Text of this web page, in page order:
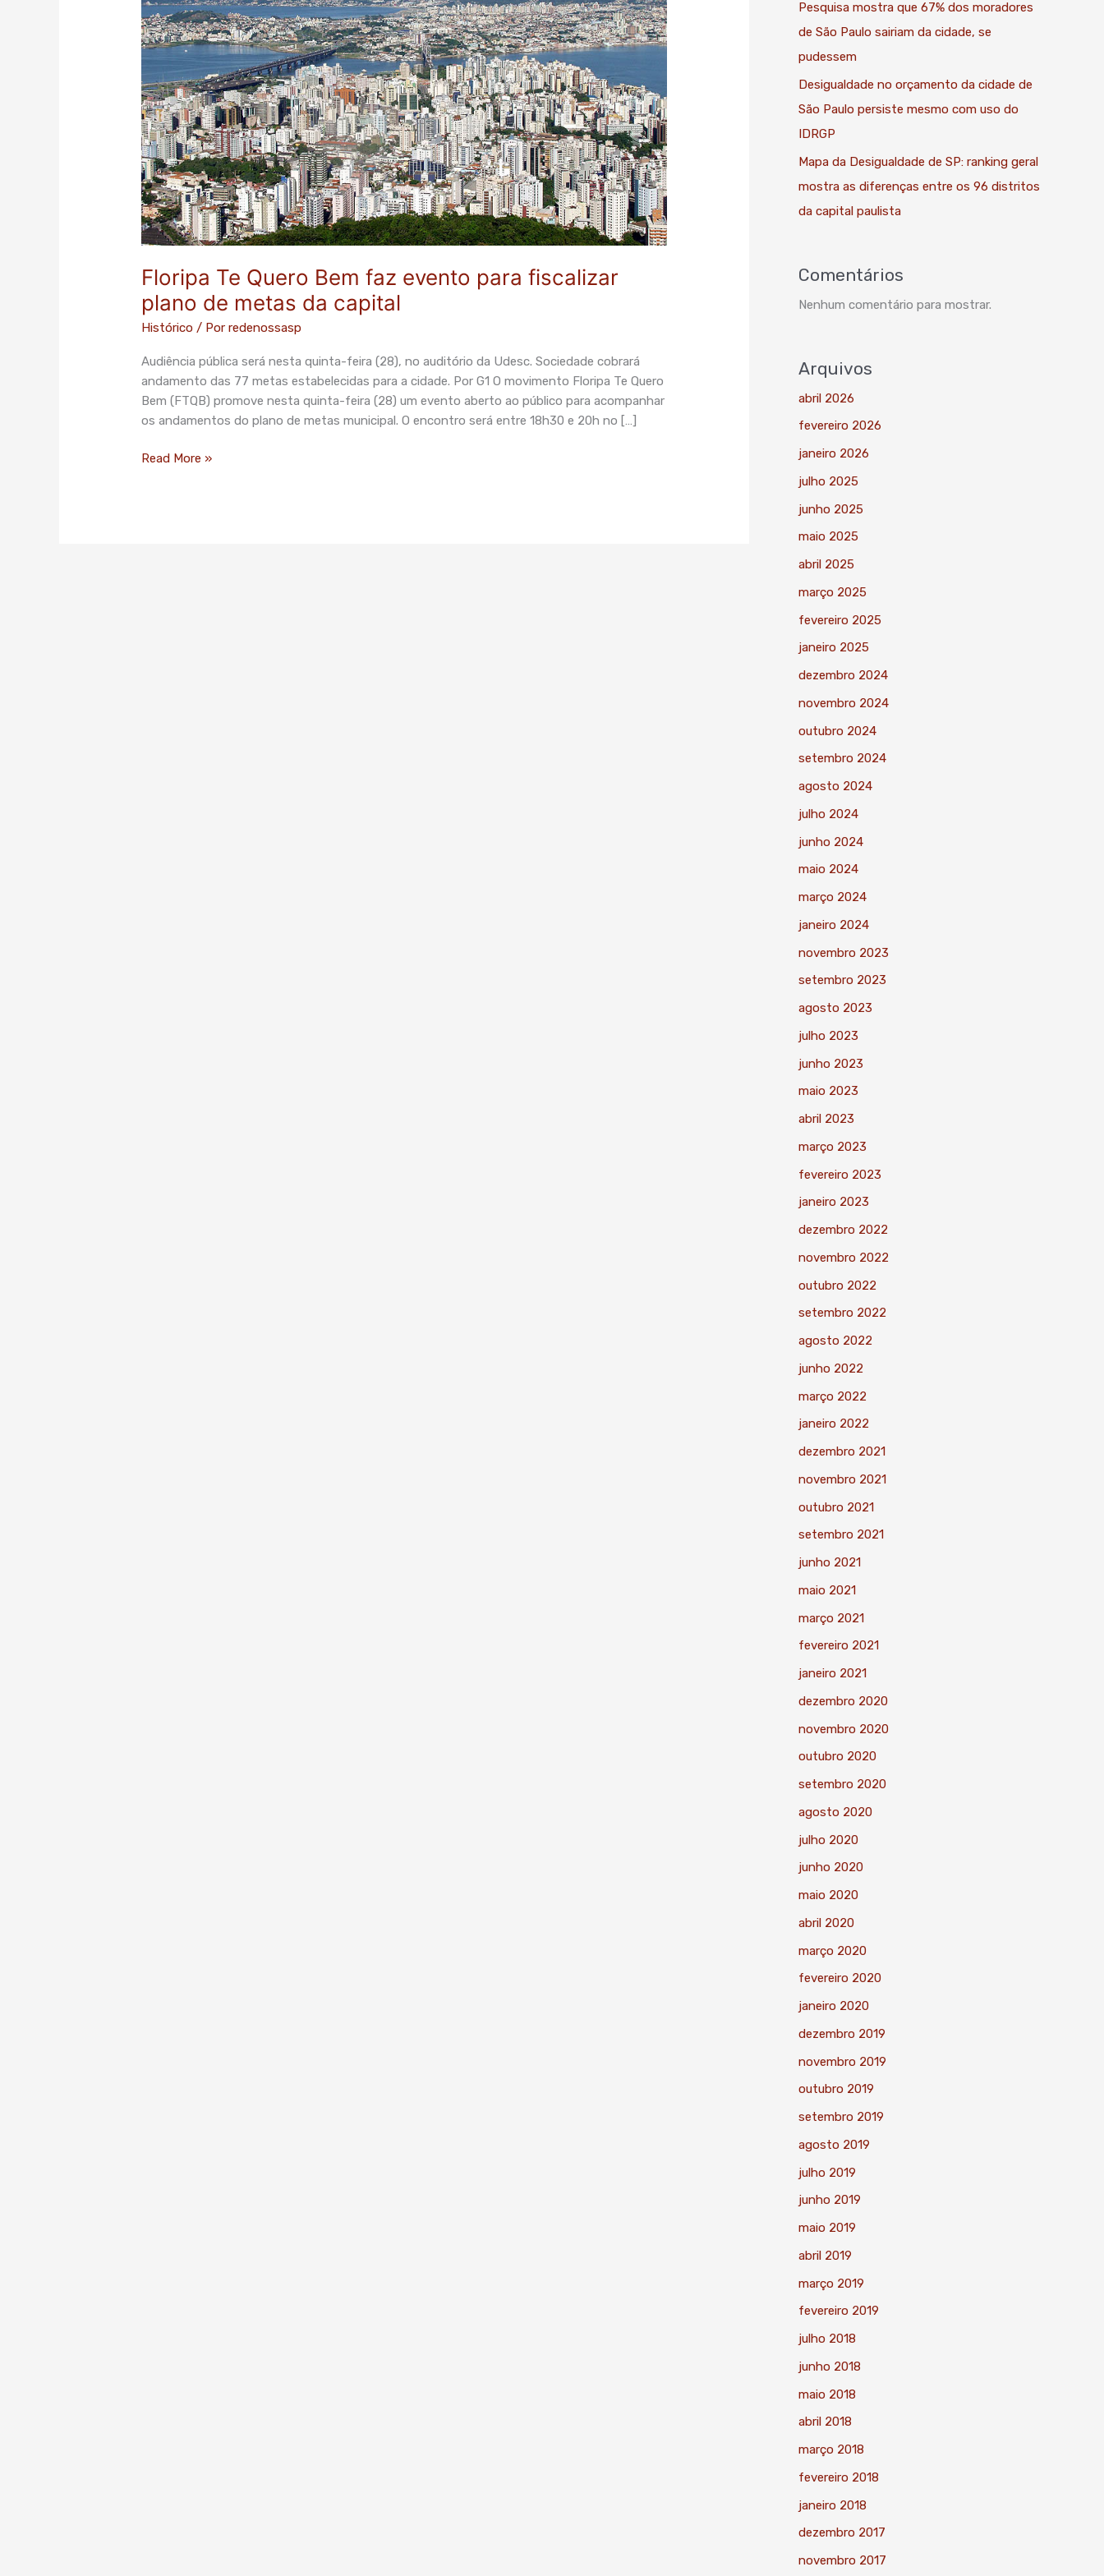
Floripa Te Quero Bem faz evento para fiscalizar
plano de metas da capital
Histórico / Porredenossasp
Audiência pública será nesta quinta-feira (28), no auditório da Udesc. Sociedade cobrará
andamento das 77 metas estabelecidas para a cidade. Por G1 O movimento Floripa Te Quero
Bem (FTQB) promove nesta quinta-feira (28) um evento aberto ao público para acompanhar
os andamentos do plano de metas municipal. O encontro será entre 18h30 e 20h no […]
faz
evento
para
fiscalizar
plano
de
metas
da
capital
Read More »
Pesquisa mostra que 67% dos moradores
de São Paulo sairiam da cidade, se
pudessem
Desigualdade no orçamento da cidade de
São Paulo persiste mesmo com uso do
IDRGP
Mapa da Desigualdade de SP: ranking geral
mostra as diferenças entre os 96 distritos
da capital paulista
Comentários
Nenhum comentário para mostrar.
Arquivos
abril 2026
fevereiro 2026
janeiro 2026
julho 2025
junho 2025
maio 2025
abril 2025
março 2025
fevereiro 2025
janeiro 2025
dezembro 2024
novembro 2024
outubro 2024
setembro 2024
agosto 2024
julho 2024
junho 2024
maio 2024
março 2024
janeiro 2024
novembro 2023
setembro 2023
agosto 2023
julho 2023
junho 2023
maio 2023
abril 2023
março 2023
fevereiro 2023
janeiro 2023
dezembro 2022
novembro 2022
outubro 2022
setembro 2022
agosto 2022
junho 2022
março 2022
janeiro 2022
dezembro 2021
novembro 2021
outubro 2021
setembro 2021
junho 2021
maio 2021
março 2021
fevereiro 2021
janeiro 2021
dezembro 2020
novembro 2020
outubro 2020
setembro 2020
agosto 2020
julho 2020
junho 2020
maio 2020
abril 2020
março 2020
fevereiro 2020
janeiro 2020
dezembro 2019
novembro 2019
outubro 2019
setembro 2019
agosto 2019
julho 2019
junho 2019
maio 2019
abril 2019
março 2019
fevereiro 2019
julho 2018
junho 2018
maio 2018
abril 2018
março 2018
fevereiro 2018
janeiro 2018
dezembro 2017
novembro 2017